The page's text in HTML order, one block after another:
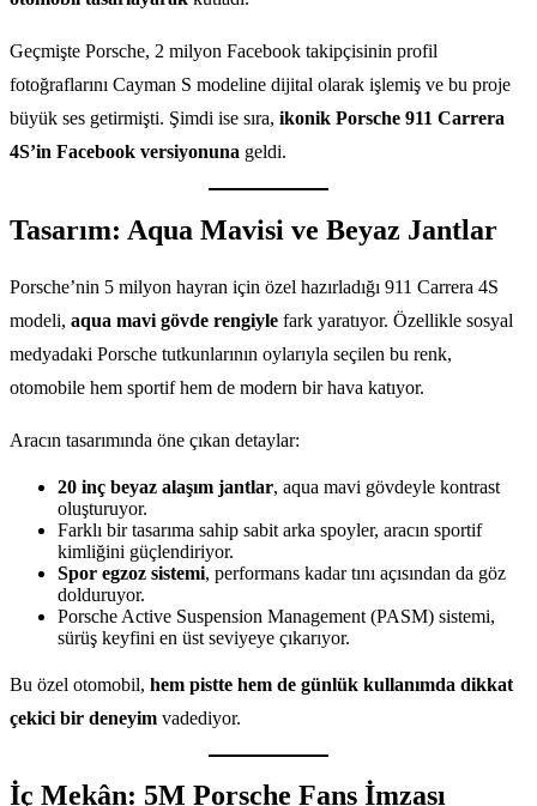
Geçmişte Porsche, 2 milyon Facebook takipçisinin profil
fotoğraflarını Cayman S modeline dijital olarak işlemiş ve bu proje
büyük ses getirmişti. Şimdi ise sıra, ikonik Porsche 911 Carrera
4S’in Facebook versiyonuna geldi.
Tasarım: Aqua Mavisi ve Beyaz Jantlar
Porsche’nin 5 milyon hayran için özel hazırladığı 911 Carrera 4S
modeli, aqua mavi gövde rengiyle fark yaratıyor. Özellikle sosyal
medyadaki Porsche tutkunlarının oylarıyla seçilen bu renk,
otomobile hem sportif hem de modern bir hava katıyor.
Aracın tasarımında öne çıkan detaylar:
20 inç beyaz alaşım jantlar, aqua mavi gövdeyle kontrast
oluşturuyor.
Farklı bir tasarıma sahip sabit arka spoyler, aracın sportif
kimliğini güçlendiriyor.
Spor egzoz sistemi, performans kadar tını açısından da göz
dolduruyor.
Porsche Active Suspension Management (PASM) sistemi,
sürüş keyfini en üst seviyeye çıkarıyor.
Bu özel otomobil, hem pistte hem de günlük kullanımda dikkat
çekici bir deneyim vadediyor.
İç Mekân: 5M Porsche Fans İmzası